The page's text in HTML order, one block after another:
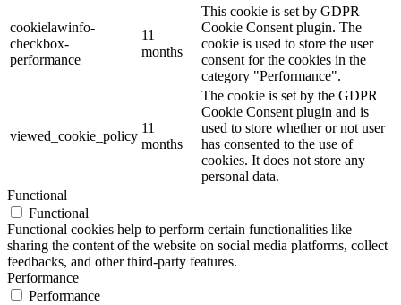
cookielawinfo-
checkbox-
performance
11
months
This cookie is set by GDPR
Cookie Consent plugin. The
cookie is used to store the user
consent for the cookies in the
category "Performance".
viewed_cookie_policy
11
months
The cookie is set by the GDPR
Cookie Consent plugin and is
used to store whether or not user
has consented to the use of
cookies. It does not store any
personal data.
Functional
Functional
Functional cookies help to perform certain functionalities like
sharing the content of the website on social media platforms, collect
feedbacks, and other third-party features.
Performance
Performance